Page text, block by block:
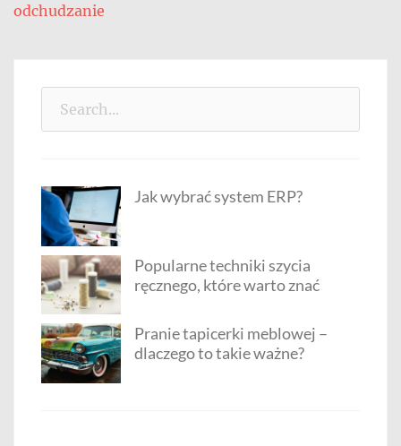
odchudzanie
Jak wybrać system ERP?
Popularne techniki szycia
ręcznego, które warto znać
Pranie tapicerki meblowej –
dlaczego to takie ważne?